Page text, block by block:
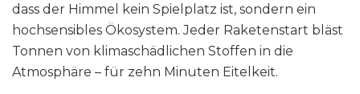
dass der Himmel kein Spielplatz ist, sondern ein
hochsensibles Ökosystem. Jeder Raketenstart bläst
Tonnen von klimaschädlichen Stoffen in die
Atmosphäre – für zehn Minuten Eitelkeit.